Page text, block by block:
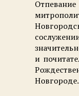
и
Новгороде.